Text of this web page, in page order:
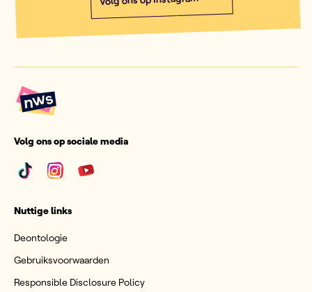
Volg ons op sociale media
Nuttige links
Deontologie
Gebruiksvoorwaarden
Responsible Disclosure Policy